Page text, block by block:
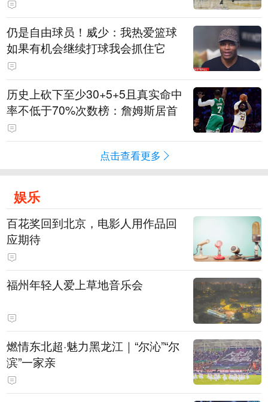
仍是自由球员！威少：我热爱篮球
如果有机会继续打球我会抓住它
历史上砍下至少30+5+5且真实命中
率不低于70%次数榜：詹姆斯居首
点击查看更多
娱乐
百花奖回到北京，电影人用作品回
应期待
福州年轻人爱上草地音乐会
燃情东北超·魅力黑龙江｜“尔沁”“尔
滨”一家亲